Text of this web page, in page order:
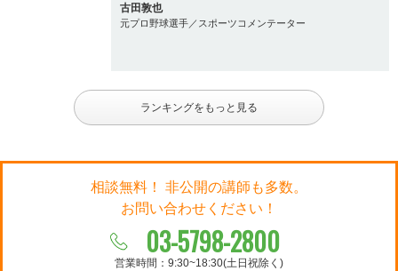
古田敦也
元プロ野球選手／スポーツコメンテーター
ランキングをもっと見る
相談無料！ 非公開の講師も多数。
お問い合わせください！
03-5798-2800
営業時間：9:30~18:30(土日祝除く)